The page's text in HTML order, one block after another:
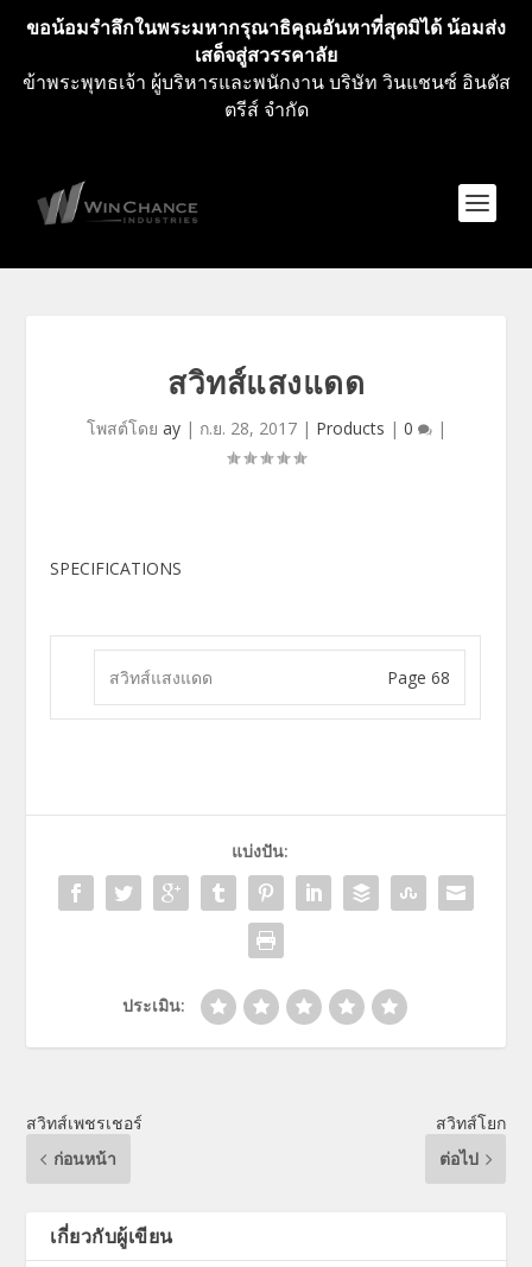
ขอน้อมรำลึกในพระมหากรุณาธิคุณอันหาที่สุดมิได้ น้อมส่ง
เสด็จสู่สวรรคาลัย
ข้าพระพุทธเจ้า ผู้บริหารและพนักงาน บริษัท วินแชนซ์ อินดัส
ตรีส์ จำกัด
สวิทส์แสงแดด
โพสต์โดย ay| ก.ย. 28, 2017| Products | 0 |
SPECIFICATIONS
สวิทส์แสงแดด Page 68
แบ่งปัน:
ประเมิน:
สวิทส์เพชรเชอร์
ก่อนหน้า
สวิทส์โยก
ต่อไป
เกี่ยวกับผู้เขียน